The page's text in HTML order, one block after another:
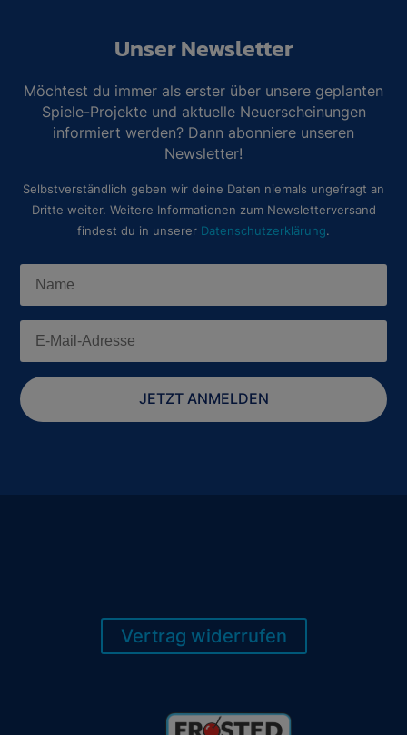
Unser Newsletter
Möchtest du immer als erster über unsere geplanten
Spiele-Projekte und aktuelle Neuerscheinungen
informiert werden? Dann abonniere unseren
Newsletter!
Selbstverständlich geben wir deine Daten niemals ungefragt an
Dritte weiter. Weitere Informationen zum Newsletterversand
findest du in unserer Datenschutzerklärung.
JETZT ANMELDEN
Vertrag widerrufen